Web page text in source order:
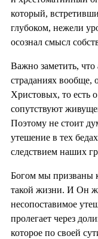
который,
глубоком, нежели
осознал смысл
Важно заметить,
страданиях вообще,
Христовых, то есть
сопутствуют
Поэтому не стоит
утешение в тех
следствием наших
Богом мы призваны
такой жизни. И Он
несопоставимое
пролегает через
которое по своей